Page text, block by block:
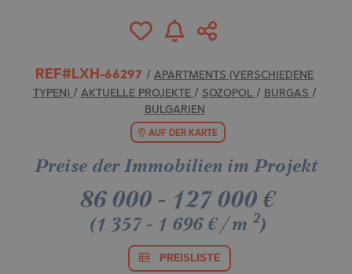
REF#LXH-66297 / APARTMENTS (VERSCHIEDENE
TYPEN) / AKTUELLE PROJEKTE / SOZOPOL / BURGAS /
BULGARIEN
AUF DER KARTE
Preise der Immobilien im Projekt
86 000 - 127 000 €
(1 357 - 1 696 €/m 2)
PREISLISTE